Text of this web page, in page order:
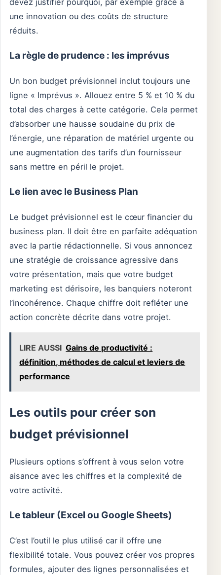
une innovation ou des coûts de structure
réduits.
La règle de prudence : les imprévus
Un bon budget prévisionnel inclut toujours une
ligne « Imprévus ». Allouez entre 5 % et 10 % du
total des charges à cette catégorie. Cela permet
d’absorber une hausse soudaine du prix de
l’énergie, une réparation de matériel urgente ou
une augmentation des tarifs d’un fournisseur
sans mettre en péril le projet.
Le lien avec le Business Plan
Le budget prévisionnel est le cœur financier du
business plan. Il doit être en parfaite adéquation
avec la partie rédactionnelle. Si vous annoncez
une stratégie de croissance agressive dans
votre présentation, mais que votre budget
marketing est dérisoire, les banquiers noteront
l’incohérence. Chaque chiffre doit refléter une
action concrète décrite dans votre projet.
LIRE AUSSI Gains de productivité :
définition, méthodes de calcul et leviers de
performance
Les outils pour créer son
budget prévisionnel
Plusieurs options s’offrent à vous selon votre
aisance avec les chiffres et la complexité de
votre activité.
Le tableur (Excel ou Google Sheets)
C’est l’outil le plus utilisé car il offre une
flexibilité totale. Vous pouvez créer vos propres
formules, ajouter des lignes personnalisées et